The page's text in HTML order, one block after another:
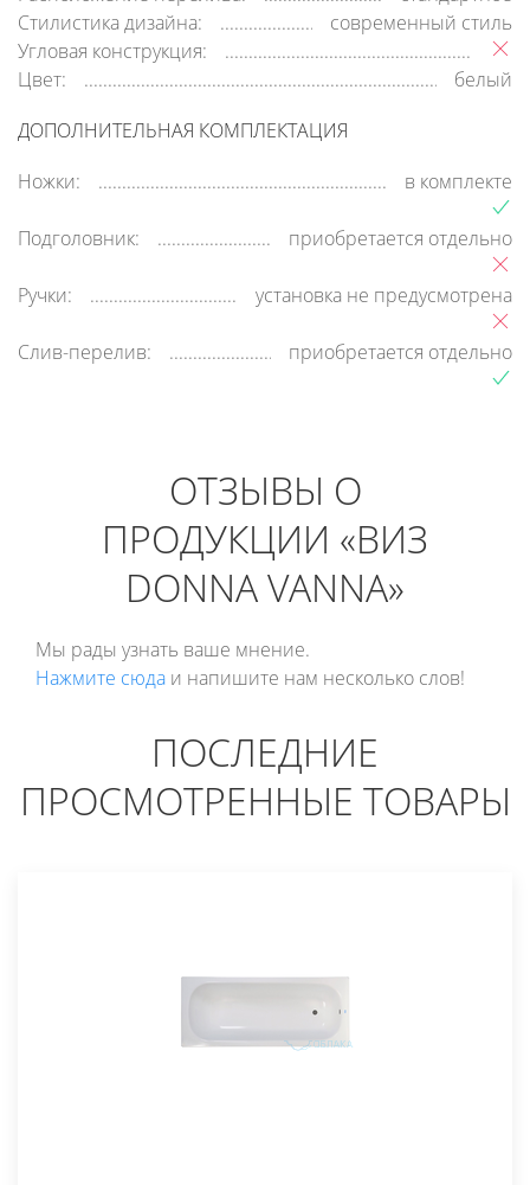
Стилистика дизайна:
современный стиль
Угловая конструкция:
Цвет:
белый
ДОПОЛНИТЕЛЬНАЯ КОМПЛЕКТАЦИЯ
Ножки:
в комплекте
Подголовник: приобретается отдельно
Ручки: установка не предусмотрена
Слив-перелив: приобретается отдельно
ОТЗЫВЫ О
ПРОДУКЦИИ «ВИЗ
DONNA VANNA»
Мы рады узнать ваше мнение.
Нажмите сюда и напишите нам несколько слов!
ПОСЛЕДНИЕ
ПРОСМОТРЕННЫЕ ТОВАРЫ